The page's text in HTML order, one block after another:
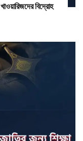
বিদ্রোহ